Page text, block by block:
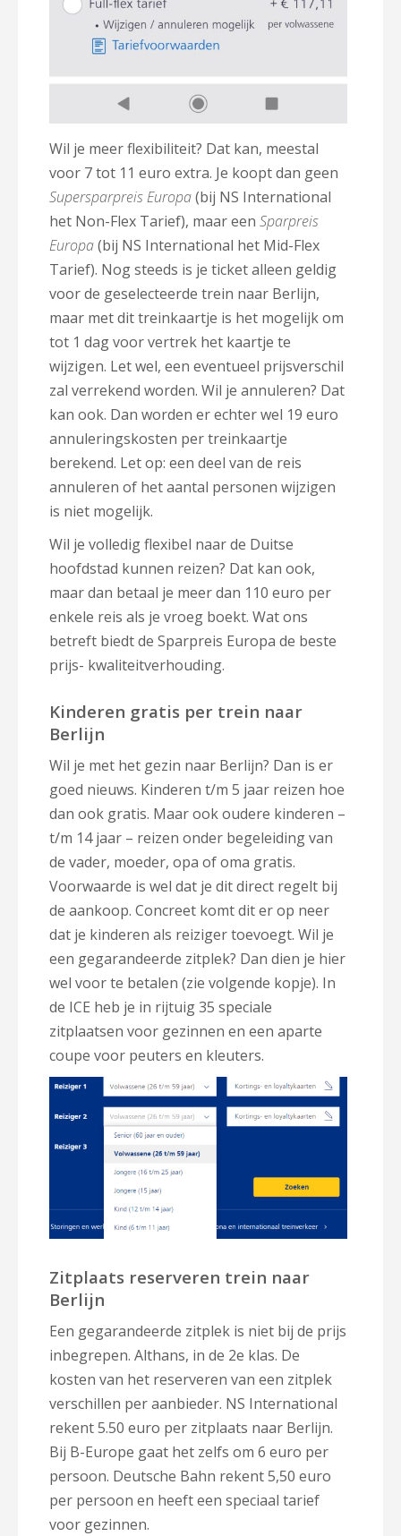
Wil je meer flexibiliteit? Dat kan, meestal
voor 7 tot 11 euro extra. Je koopt dan geen
Supersparpreis Europa(bij NS International
het Non-Flex Tarief), maar een Sparpreis
Europa(bij NS International het Mid-Flex
Tarief). Nog steeds is je ticket alleen geldig
voor de geselecteerde trein naar Berlijn,
maar met dit treinkaartje is het mogelijk om
tot 1 dag voor vertrek het kaartje te
wijzigen. Let wel, een eventueel prijsverschil
zal verrekend worden. Wil je annuleren? Dat
kan ook. Dan worden er echter wel 19 euro
annuleringskosten per treinkaartje
berekend. Let op: een deel van de reis
annuleren of het aantal personen wijzigen
is niet mogelijk.
Wil je volledig flexibel naar de Duitse
hoofdstad kunnen reizen? Dat kan ook,
maar dan betaal je meer dan 110 euro per
enkele reis als je vroeg boekt. Wat ons
betreft biedt de Sparpreis Europa de beste
prijs- kwaliteitverhouding.
Kinderen gratis per trein naar
Berlijn
Wil je met het gezin naar Berlijn? Dan is er
goed nieuws. Kinderen t/m 5 jaar reizen hoe
dan ook gratis. Maar ook oudere kinderen –
t/m 14 jaar – reizen onder begeleiding van
de vader, moeder, opa of oma gratis.
Voorwaarde is wel dat je dit direct regelt bij
de aankoop. Concreet komt dit er op neer
dat je kinderen als reiziger toevoegt. Wil je
een gegarandeerde zitplek? Dan dien je hier
wel voor te betalen (zie volgende kopje). In
de ICE heb je in rijtuig 35 speciale
zitplaatsen voor gezinnen en een aparte
coupe voor peuters en kleuters.
Zitplaats reserveren trein naar
Berlijn
Een gegarandeerde zitplek is niet bij de prijs
inbegrepen. Althans, in de 2e klas. De
kosten van het reserveren van een zitplek
verschillen per aanbieder. NS International
rekent 5.50 euro per zitplaats naar Berlijn.
Bij B-Europe gaat het zelfs om 6 euro per
persoon. Deutsche Bahn rekent 5,50 euro
per persoon en heeft een speciaal tarief
voor gezinnen.